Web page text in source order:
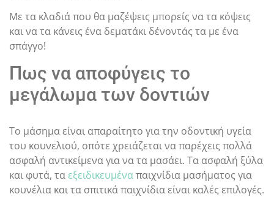
Με τα κλαδιά που θα μαζέψεις μπορείς να τα κόψεις
και να τα κάνεις ένα δεματάκι δένοντάς τα με ένα
σπάγγο!
Πως να αποφύγεις το
μεγάλωμα των δοντιών
Το μάσημα είναι απαραίτητο για την οδοντική υγεία
του κουνελιού, οπότε χρειάζεται να παρέχεις πολλά
ασφαλή αντικείμενα για να τα μασάει. Τα ασφαλή ξύλα
και φυτά, ταεξειδικευμέναπαιχνίδια μασήματος για
κουνέλια και τα σπιτικά παιχνίδια είναι καλές επιλογές.